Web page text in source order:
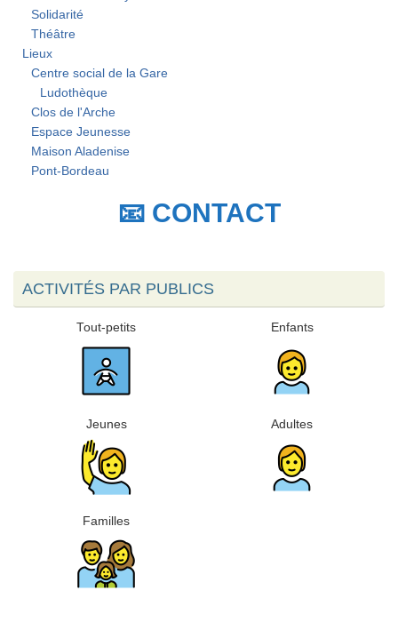
Solidarité
Théâtre
Lieux
Centre social de la Gare
Ludothèque
Clos de l'Arche
Espace Jeunesse
Maison Aladenise
Pont-Bordeau
📧 CONTACT
ACTIVITÉS PAR PUBLICS
Tout-petits Enfants
Jeunes Adultes
Familles